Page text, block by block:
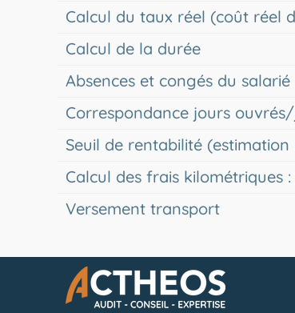
Calcul du taux réel (coût réel
Calcul de la durée
Absences et congés du salarié
Correspondance jours
Seuil de rentabilité (estimation
Calcul des frais kilométriques
Versement transport